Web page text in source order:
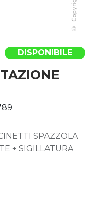
DISPONIBILE
SPAZZOLA
+ SIGILLATURA